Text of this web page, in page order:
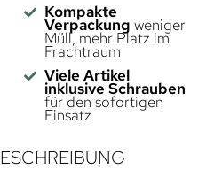
Kompakte
Verpackung weniger
Müll, mehr Platz im
Frachtraum
Viele Artikel
inklusive Schrauben
für den sofortigen
Einsatz